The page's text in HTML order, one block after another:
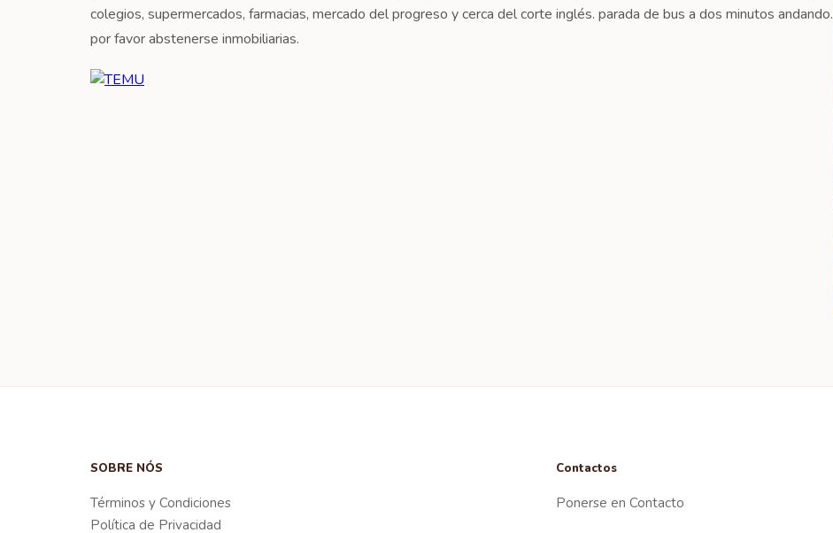
colegios, supermercados, farmacias, mercado del progreso y cerca del corte inglés. parada de bus a dos minutos andando.
por favor abstenerse inmobiliarias.
SOBRE NÓS
Términos y Condiciones
Política de Privacidad
Contactos
Ponerse en Contacto